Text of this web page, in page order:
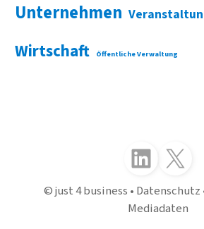
Unternehmen
Wirtschaft Öffentliche Verwaltung
Folgen Sie uns auf LinkedIn
Folgen Sie uns auf X
just 4 business Datenschutz
Mediadaten